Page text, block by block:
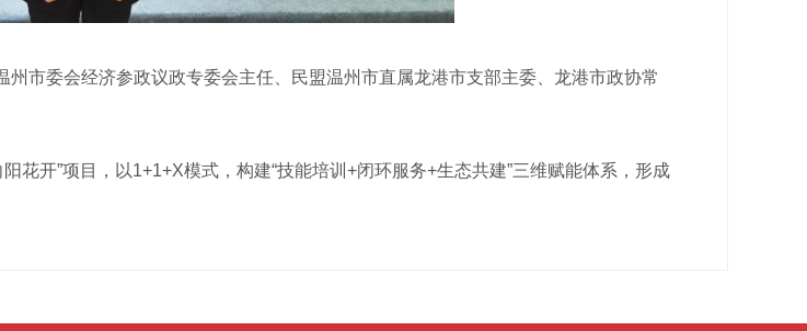
委会经济参政议政专委会主任、民盟温州市直属龙港市支部主委、龙港市政协常
开”项目，以1+1+X模式，构建“技能培训+闭环服务+生态共建”三维赋能体系，形成